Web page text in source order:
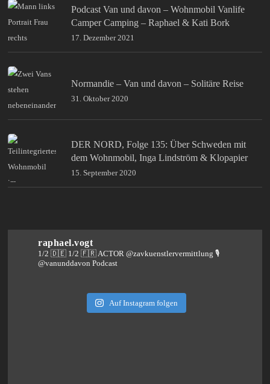
Podcast Van und davon – Wohnmobil Vanlife
Camper Camping – Raphael & Kati Bork
17. Dezember 2021
Normandie – Van und davon – Solitäre Reise
31. Oktober 2020
DER NORD, Folge 135: Über Schweden mit
dem Wohnmobil, Inga Lindström & Klopapier
15. September 2020
raphael.vogt
1/2 🇩🇪 1/2 🇫🇷 ACTOR @zavkuenstlervermittlung🎙️
@vanunddavon Podcast
Auf Instagram folgen